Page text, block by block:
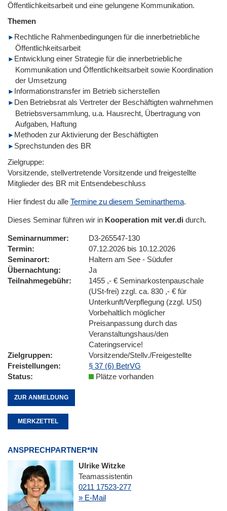
Öffentlichkeitsarbeit und eine gelungene Kommunikation.
Themen
Rechtliche Rahmenbedingungen für die innerbetriebliche
Öffentlichkeitsarbeit
Entwicklung einer Strategie für die innerbetriebliche
Kommunikation und Öffentlichkeitsarbeit sowie Koordination
der Umsetzung
Informationstransfer im Betrieb sicherstellen
Den Betriebsrat als Vertreter der Beschäftigten wahrnehmen
Betriebsversammlung, u.a. Hausrecht, Übertragung von
Aufgaben, Haftung
Methoden zur Aktivierung der Beschäftigten
Sprechstunden des BR
Zielgruppe:
Vorsitzende, stellvertretende Vorsitzende und freigestellte
Mitglieder des BR mit Entsendebeschluss
Hier findest du alle Termine zu diesem Seminarthema.
Dieses Seminar führen wir in Kooperation mit ver.di durch.
Seminarnummer
D3-265547-130
Termin
07.12.2026 bis 10.12.2026
Seminarort
Haltern am See - Südufer
Übernachtung
Ja
Teilnahmegebühr
1455 ,- € Seminarkostenpauschale
(USt-frei) zzgl. ca. 830 ,- € für
Unterkunft/Verpflegung (zzgl. USt)
Vorbehaltlich möglicher
Preisanpassung durch das
Veranstaltungshaus/den
Cateringservice!
Zielgruppen
Vorsitzende/Stellv./Freigestellte
Freistellungen
§ 37 (6) BetrVG
Status
Plätze vorhanden
ZUR ANMELDUNG
MERKZETTEL
ANSPRECHPARTNER*IN
Ulrike Witzke
Teamassistentin
0211 17523-277
» E-Mail